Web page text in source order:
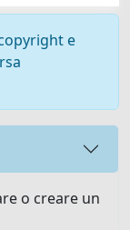
e
o creare un